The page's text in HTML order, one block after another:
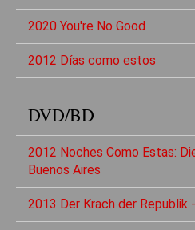
2020 You're No Good
2012 Días como estos
DVD/BD
2012 Noches Como Estas:
Buenos Aires
2013 Der Krach der Republik